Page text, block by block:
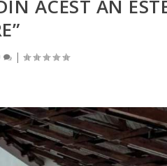
ACEST AN
|